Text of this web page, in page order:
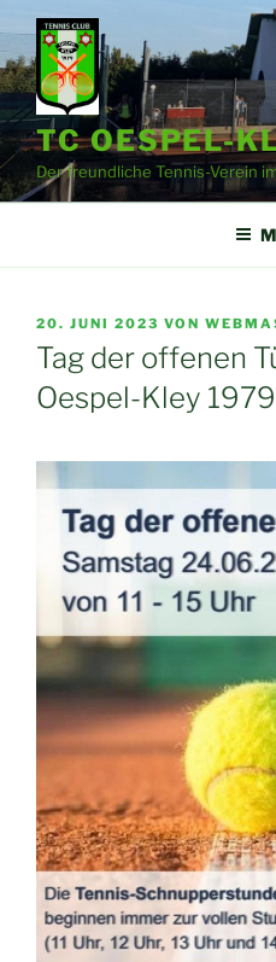
Zum
Inhalt
springen
TC OESPEL-
Der freundliche Tennis-Verein
VERÖFFENTLICHT
AM
20. JUNI 2023 VON
Tag der offenen
Oespel-Kley 1979